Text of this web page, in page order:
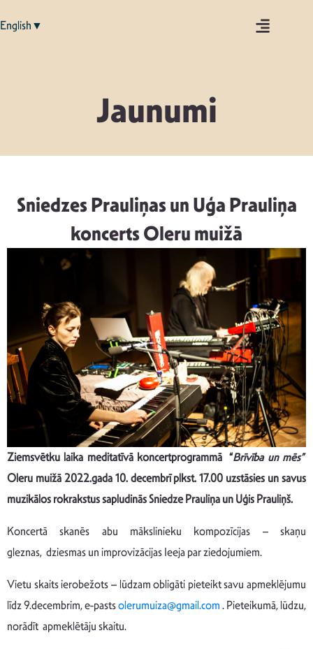
English▼
Jaunumi
Sniedzes Prauliņas un Uģa Prauliņa
koncerts Oleru muižā
Ziemsvētku laika meditatīvā koncertprogrammā “Brīvība un mēs”
Oleru muižā 2022.gada 10. decembrī plkst. 17.00 uzstāsies un savus
muzikālos rokrakstus sapludinās Sniedze Prauliņa un Uģis Prauliņš.
Koncertā skanēs abu mākslinieku kompozīcijas – skaņu
gleznas, dziesmas un improvizācijas Ieeja par ziedojumiem.
Vietu skaits ierobežots – lūdzam obligāti pieteikt savu apmeklējumu
līdz 9.decembrim, e-pastsolerumuiza@gmail.com. Pieteikumā, lūdzu,
norādīt apmeklētāju skaitu.